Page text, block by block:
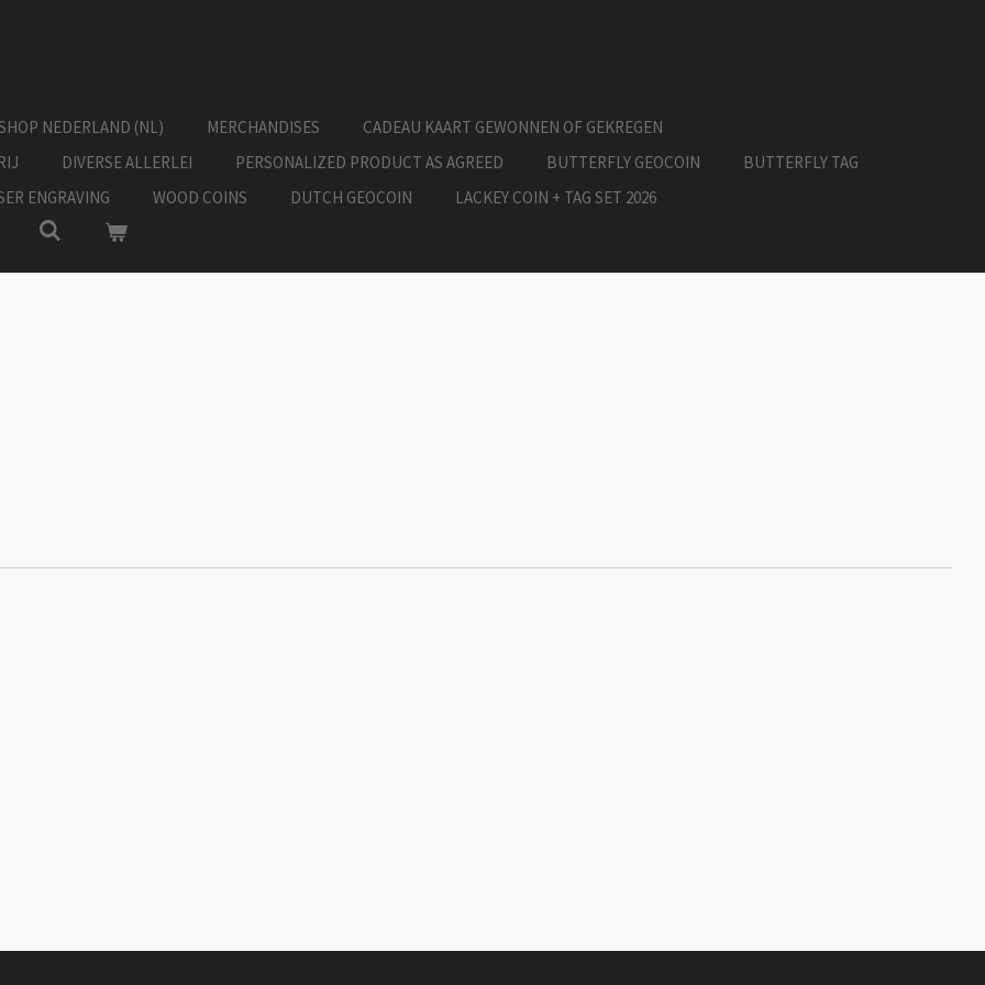
NEDERLAND (NL) MERCHANDISES
CADEAU KAART GEWONNEN OF GEKREGEN
DIVERSE ALLERLEI PERSONALIZED PRODUCT AS AGREED BUTTERFLY GEOCOIN
BUTTERFLY TAG
ENGRAVING WOOD COINS DUTCH GEOCOIN
LACKEY COIN + TAG SET 2026